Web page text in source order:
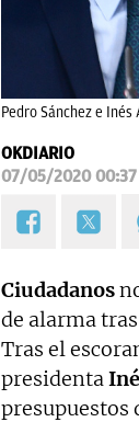
Pedro Sánchez e Inés
OKDIARIO
07/05/2020 00:37
Ciudadanos
de alarma
Tras el
presidenta
presupuestos